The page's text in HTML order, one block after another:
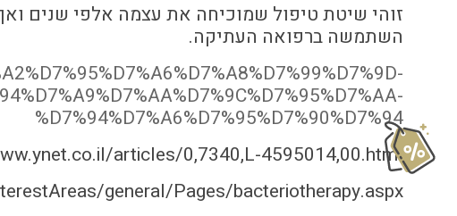
זוהי שיטת טיפול שמוכיחה את עצמה אלפי שנים
השתמשה ברפואה העתיקה.
%D7%94%D7%A6%D7%95%D7%90%D7%94
articles/0,7340,L-4595014,00.html
general/Pages/bacteriotherapy.aspx